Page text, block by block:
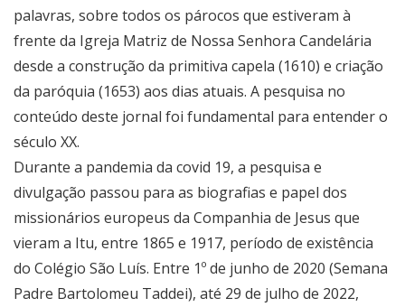
palavras, sobre todos os párocos que estiveram à
frente da Igreja Matriz de Nossa Senhora Candelária
desde a construção da primitiva capela (1610) e criação
da paróquia (1653) aos dias atuais. A pesquisa no
conteúdo deste jornal foi fundamental para entender o
século XX.
Durante a pandemia da covid 19, a pesquisa e
divulgação passou para as biografias e papel dos
missionários europeus da Companhia de Jesus que
vieram a Itu, entre 1865 e 1917, período de existência
do Colégio São Luís. Entre 1º de junho de 2020 (Semana
Padre Bartolomeu Taddei), até 29 de julho de 2022,